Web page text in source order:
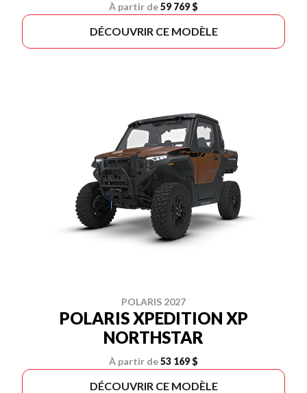
À partir de59 769 $
DÉCOUVRIR CE MODÈLE
POLARIS 2027
POLARIS XPEDITION XP
NORTHSTAR
À partir de53 169 $
DÉCOUVRIR CE MODÈLE